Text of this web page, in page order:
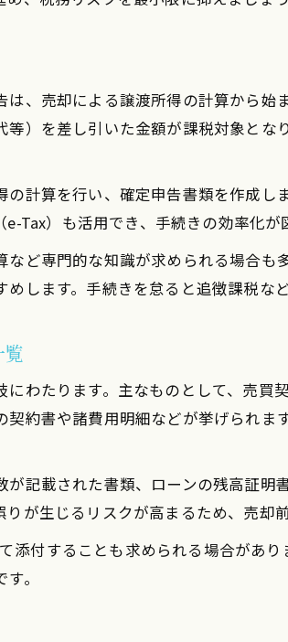
ンション売却損の活用方法を知る
率的に集めるコツと実践法
却確定申告で必要な書類を整理する
ムマンション売却で準備する主な書類
書類をスムーズに揃えるための実践法
却で紛失しやすい書類の注意点
、売却による譲渡所得の計算から始
）を差し引いた金額が課税対象とな
計算を行い、確定申告書類を作成し
Tax）も活用でき、手続きの効率化が
ど専門的な知識が求められる場合も
します。手続きを怠ると追徴課税な
わたります。主なものとして、売買
約書や諸費用明細などが挙げられま
記載された書類、ローンの残高証
が生じるリスクが高まるため、売却
添付することも求められる場合があ
。